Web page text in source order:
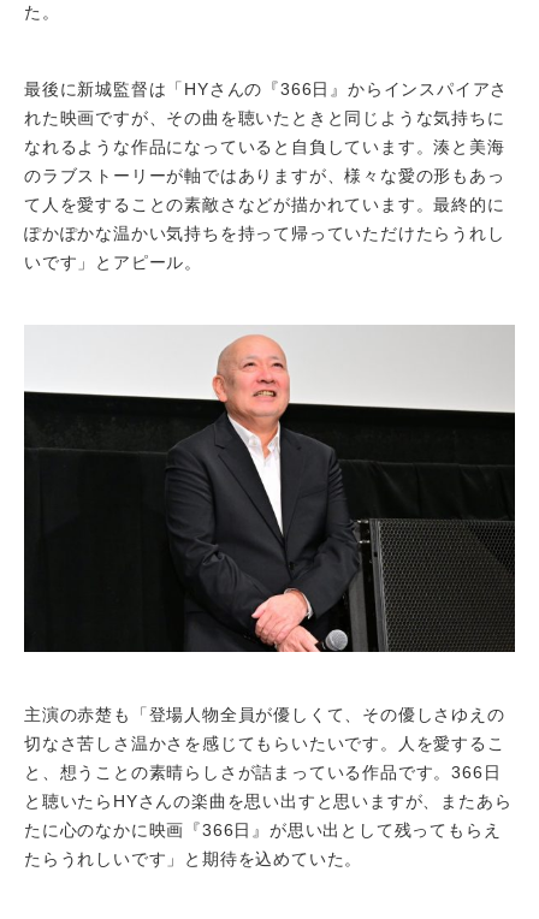
た。
最後に新城監督は「HYさんの『366日』からインスパイアさ
れた映画ですが、その曲を聴いたときと同じような気持ちに
なれるような作品になっていると自負しています。湊と美海
のラブストーリーが軸ではありますが、様々な愛の形もあっ
て人を愛することの素敵さなどが描かれています。最終的に
ぽかぽかな温かい気持ちを持って帰っていただけたらうれし
いです」とアピール。
主演の赤楚も「登場人物全員が優しくて、その優しさゆえの
切なさ苦しさ温かさを感じてもらいたいです。人を愛するこ
と、想うことの素晴らしさが詰まっている作品です。366日
と聴いたらHYさんの楽曲を思い出すと思いますが、またあら
たに心のなかに映画『366日』が思い出として残ってもらえ
たらうれしいです」と期待を込めていた。